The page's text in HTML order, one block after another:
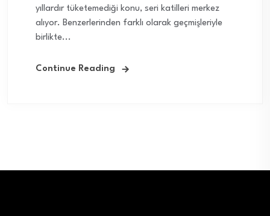
yıllardır tüketemediği konu, seri katilleri merkez
alıyor. Benzerlerinden farklı olarak geçmişleriyle
birlikte...
Continue Reading